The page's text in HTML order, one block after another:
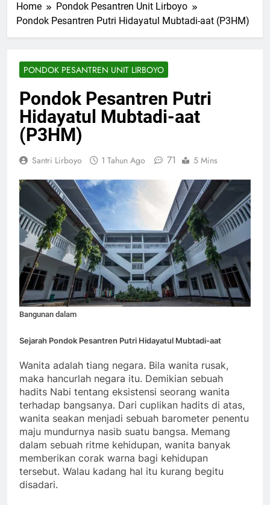
Home
Pondok Pesantren Unit Lirboyo
Pondok Pesantren Putri Hidayatul Mubtadi-aat (P3HM)
PONDOK PESANTREN UNIT LIRBOYO
Pondok Pesantren Putri
Hidayatul Mubtadi-aat
(P3HM)
Santri Lirboyo 1 Tahun Ago 71 5 Mins
Bangunan dalam
Sejarah Pondok Pesantren Putri Hidayatul Mubtadi-aat
Wanita adalah tiang negara. Bila wanita rusak,
maka hancurlah negara itu. Demikian sebuah
hadits Nabi tentang eksistensi seorang wanita
terhadap bangsanya. Dari cuplikan hadits di atas,
wanita seakan menjadi sebuah barometer penentu
maju mundurnya nasib suatu bangsa. Memang
dalam sebuah ritme kehidupan, wanita banyak
memberikan corak warna bagi kehidupan
tersebut. Walau kadang hal itu kurang begitu
disadari.